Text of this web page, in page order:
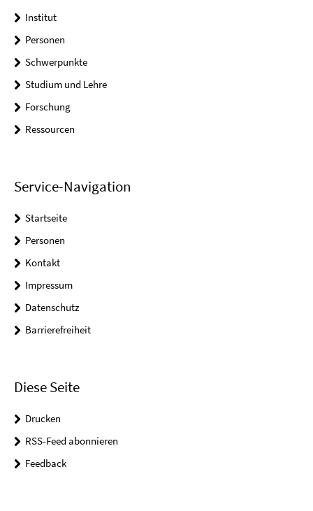
Institut
Personen
Schwerpunkte
Studium und Lehre
Forschung
Ressourcen
Service-Navigation
Startseite
Personen
Kontakt
Impressum
Datenschutz
Barrierefreiheit
Diese Seite
Drucken
RSS-Feed abonnieren
Feedback